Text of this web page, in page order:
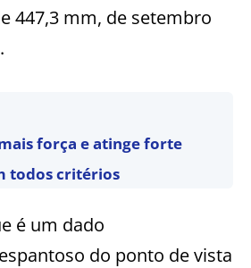
447,3 mm, de setembro
força e atinge forte
todos critérios
é um dado
do ponto de vista